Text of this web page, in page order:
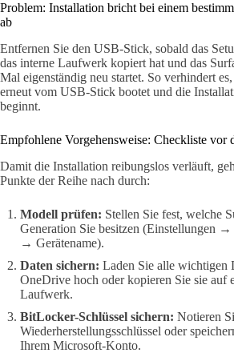
Problem: Installation bricht bei einem
ab
Entfernen Sie den USB-Stick, sobald das
das interne Laufwerk kopiert hat und das
Mal eigenständig neu startet. So verhindert es,
erneut vom USB-Stick bootet und die
beginnt.
Empfohlene Vorgehensweise: Checkliste vor
Damit die Installation reibungslos verläuft,
Punkte der Reihe nach durch:
Modell prüfen: Stellen Sie fest, welche
Generation Sie besitzen (Einstellungen
→ Gerätename).
Daten sichern: Laden Sie alle wichtigen
OneDrive hoch oder kopieren Sie sie auf
Laufwerk.
BitLocker-Schlüssel sichern: Notieren
Wiederherstellungsschlüssel oder
Ihrem Microsoft-Konto.